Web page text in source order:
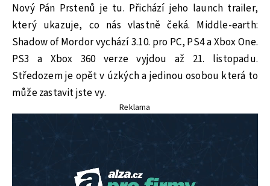
Nový Pán Prstenů je tu. Přichází jeho launch trailer,
který ukazuje, co nás vlastně čeká. Middle-earth:
Shadow of Mordor vychází 3.10. pro PC, PS4 a Xbox One.
PS3 a Xbox 360 verze vyjdou až 21. listopadu.
Středozem je opět v úzkých a jedinou osobou která to
může zastavit jste vy.
Reklama